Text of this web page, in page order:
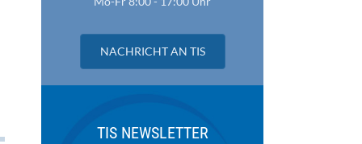
NACHRICHT AN TIS
TIS NEWSLETTER